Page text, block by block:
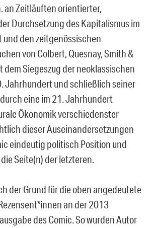
an Zeitläuften orientierter,
Durchsetzung des Kapitalismus im
den zeitgenössischen
von Colbert, Quesnay, Smith &
dem Siegeszug der neoklassischen
Jahrhundert und schließlich seiner
eine im 21. Jahrhundert
Ökonomik verschiedenster
dieser Auseinandersetzungen
eindeutig politisch Position und
Seite(n) der letzteren.
der Grund für die oben angedeutete
an der 2013
des Comic. So wurden Autor